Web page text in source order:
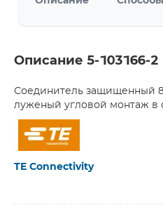
Описание 5-103166-2
Соединитель защищенный 8
луженый угловой монтаж в
TE Connectivity